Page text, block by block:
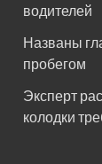
водителей
Названы
пробегом
Эксперт
колодки